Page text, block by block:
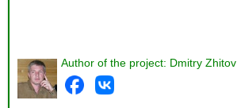
Author of the project: Dmitry Zhitov